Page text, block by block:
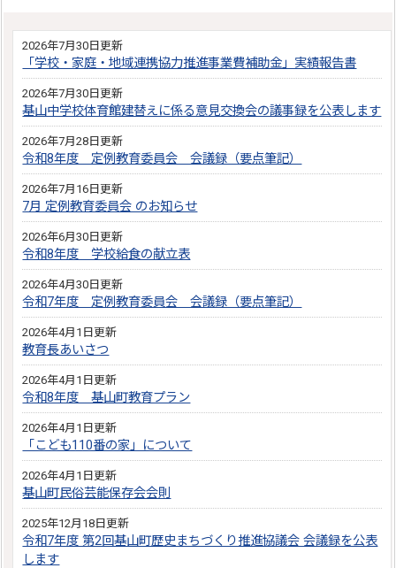
2026年7月30日更新
「学校・家庭・地域連携協力推進事業費補助金」実績報告書
2026年7月30日更新
基山中学校体育館建替えに係る意見交換会の議事録を公表します
2026年7月28日更新
令和8年度 定例教育委員会 会議録（要点筆記）
2026年7月16日更新
7月 定例教育委員会 のお知らせ
2026年6月30日更新
令和8年度 学校給食の献立表
2026年4月30日更新
令和7年度 定例教育委員会 会議録（要点筆記）
2026年4月1日更新
教育長あいさつ
2026年4月1日更新
令和8年度 基山町教育プラン
2026年4月1日更新
「こども110番の家」について
2026年4月1日更新
基山町民俗芸能保存会会則
2025年12月18日更新
令和7年度 第2回基山町歴史まちづくり推進協議会 会議録を公表
します